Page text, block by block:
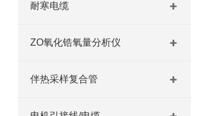
耐寒电缆
ZO氧化锆氧量分析仪
伴热采样复合管